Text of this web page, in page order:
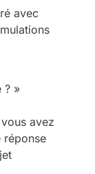
avec
? »
avez
réponse